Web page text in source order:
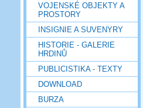
VOJENSKÉ OBJEKTY A
PROSTORY
INSIGNIE A SUVENYRY
HISTORIE - GALERIE
HRDINŮ
PUBLICISTIKA - TEXTY
DOWNLOAD
BURZA